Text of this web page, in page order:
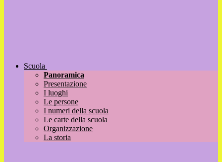
Scuola
Panoramica
Presentazione
I luoghi
Le persone
I numeri della scuola
Le carte della scuola
Organizzazione
La storia